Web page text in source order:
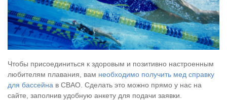
Чтобы присоединиться к здоровым и позитивно настроенным
любителям плавания, вам необходимо получить мед справку
для бассейна в СВАО. Сделать это можно прямо у нас на
сайте, заполнив удобную анкету для подачи заявки.